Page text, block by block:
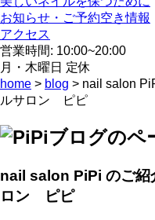
お知らせ・ご予約空き情報
アクセス
営業時間: 10:00~20:00
月・木曜日 定休
home > blog > nail salon
ルサロン ピピ
nail salon PiPi のご
ロン ピピ